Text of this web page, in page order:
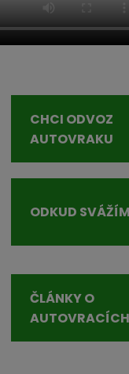
CHCI ODVOZ
AUTOVRAKU
ODKUD
ČLÁNKY O
AUTOVRACÍCH